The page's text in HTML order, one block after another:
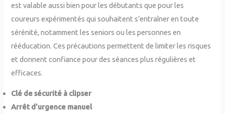
est valable aussi bien pour les débutants que pour les
coureurs expérimentés qui souhaitent s’entraîner en toute
sérénité, notamment les seniors ou les personnes en
rééducation. Ces précautions permettent de limiter les risques
et donnent confiance pour des séances plus régulières et
efficaces.
Clé de sécurité à clipser
Arrêt d’urgence manuel